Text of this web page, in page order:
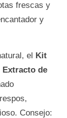
frescas y
y
el Kit
Extracto de
Consejo: